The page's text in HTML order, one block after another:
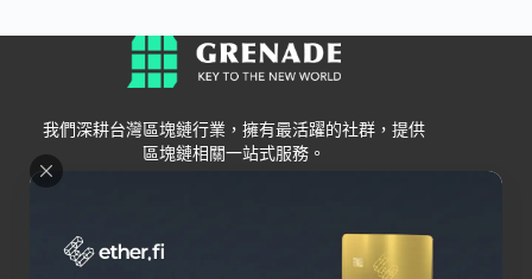
我們深耕台灣區塊鏈行業，擁有最活躍的社群，提供
區塊鏈相關一站式服務。
Grenade 交易所